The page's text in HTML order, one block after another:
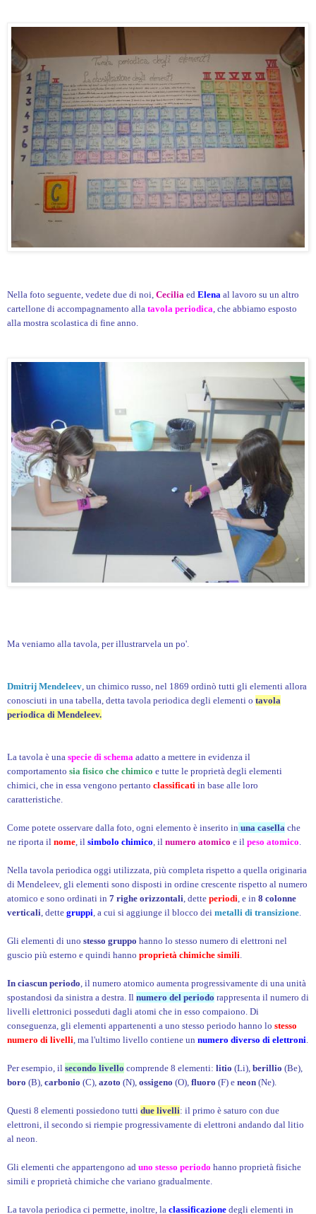
Nella foto seguente, vedete due di noi, Cecilia ed Elena al lavoro su un altro
cartellone di accompagnamento alla tavola periodica , che abbiamo esposto
alla mostra scolastica di fine anno.
Ma veniamo alla tavola, per illustrarvela un po'.
Dmitrij Mendeleev , un chimico russo, nel 1869 ordinò tutti gli elementi allora
conosciuti in una tabella, detta tavola periodica degli elementi o tavola
periodica di Mendeleev.
La tavola è una specie di schema adatto a mettere in evidenza il
comportamento sia fisico che chimico e tutte le proprietà degli elementi
chimici, che in essa vengono pertanto classificati in base alle loro
caratteristiche.
Come potete osservare dalla foto, ogni elemento è inserito in una casella che
ne riporta il nome , il simbolo chimico , il numero atomico e il peso atomico
Nella tavola periodica oggi utilizzata, più completa rispetto a quella originaria
di Mendeleev, gli elementi sono disposti in ordine crescente rispetto al numero
atomico e sono ordinati in 7 righe orizzontali , dette periodi , e in 8 colonne
verticali , dette gruppi , a cui si aggiunge il blocco dei metalli di transizione
Gli elementi di uno stesso gruppo hanno lo stesso numero di elettroni nel
guscio più esterno e quindi hanno proprietà chimiche simili
In ciascun periodo , il numero atomico aumenta progressivamente di una unità
spostandosi da sinistra a destra. Il numero del periodo rappresenta il numero di
livelli elettronici posseduti dagli atomi che in esso compaiono. Di
conseguenza, gli elementi appartenenti a uno stesso periodo hanno lo stesso
numero di livelli , ma l'ultimo livello contiene un numero diverso di elettroni
Per esempio, il secondo livello comprende 8 elementi: litio (Li), berillio (Be),
boro (B), carbonio (C), azoto (N), ossigeno (O), fluoro (F) e neon (Ne).
Questi 8 elementi possiedono tutti due livelli: il primo è saturo con due
elettroni, il secondo si riempie progressivamente di elettroni andando dal litio
al neon.
Gli elementi che appartengono ad uno stesso periodo hanno proprietà fisiche
simili e proprietà chimiche che variano gradualmente.
La tavola periodica ci permette, inoltre, la classificazione degli elementi in